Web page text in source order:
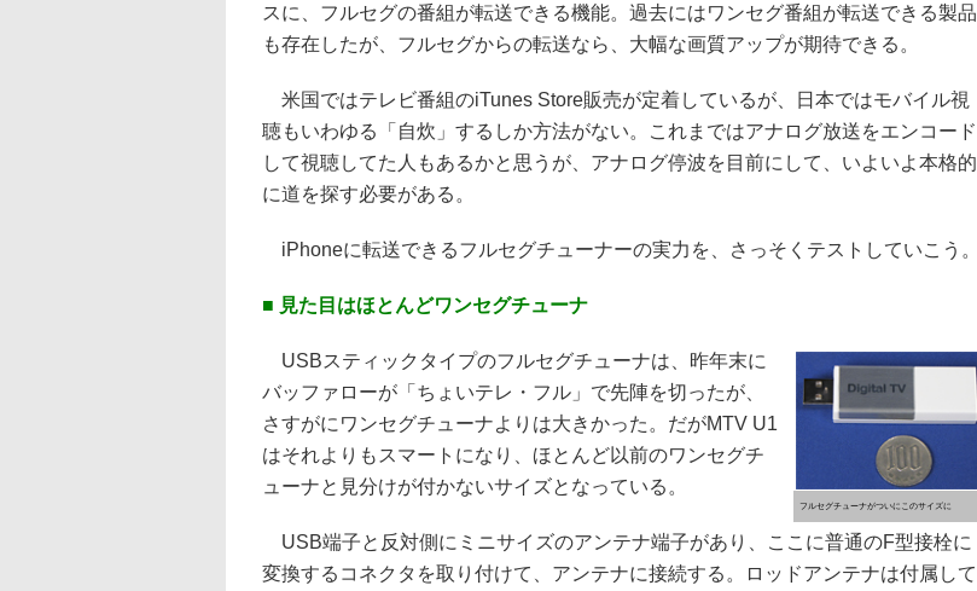
スに、フルセグの番組が転送できる機能。過去にはワンセグ番組が転送できる製品
も存在したが、フルセグからの転送なら、大幅な画質アップが期待できる。
米国ではテレビ番組のiTunes Store販売が定着しているが、日本ではモバイル視
聴もいわゆる「自炊」するしか方法がない。これまではアナログ放送をエンコード
して視聴してた人もあるかと思うが、アナログ停波を目前にして、いよいよ本格的
に道を探す必要がある。
iPhoneに転送できるフルセグチューナーの実力を、さっそくテストしていこう。
■ 見た目はほとんどワンセグチューナ
フルセグチューナがついにこのサイズに
USBスティックタイプのフルセグチューナは、昨年末に
バッファローが「ちょいテレ・フル」で先陣を切ったが、
さすがにワンセグチューナよりは大きかった。だがMTV U1
はそれよりもスマートになり、ほとんど以前のワンセグチ
ューナと見分けが付かないサイズとなっている。
USB端子と反対側にミニサイズのアンテナ端子があり、ここに普通のF型接栓に
変換するコネクタを取り付けて、アンテナに接続する。ロッドアンテナは付属して